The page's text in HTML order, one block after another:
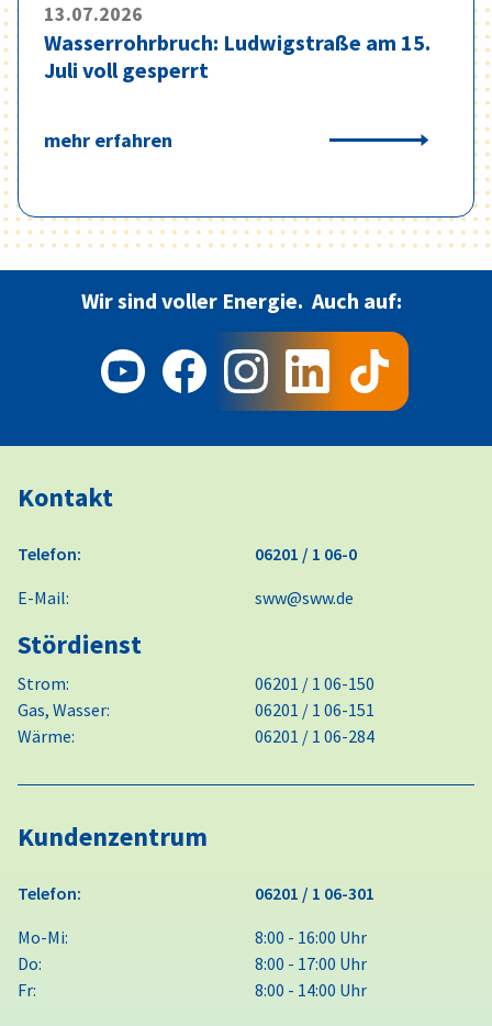
13.07.2026
Wasserrohrbruch: Ludwigstraße am 15.
Juli voll gesperrt
mehr erfahren
Wir sind voller Energie. Auch auf:
Kontakt
Telefon:
06201 / 1 06-0
E-Mail:
sww@sww.de
Stördienst
Strom:
06201 / 1 06-150
Gas, Wasser:
06201 / 1 06-151
Wärme:
06201 / 1 06-284
Kundenzentrum
Telefon:
06201 / 1 06-301
Mo-Mi:
8:00 - 16:00 Uhr
Do:
8:00 - 17:00 Uhr
Fr:
8:00 - 14:00 Uhr